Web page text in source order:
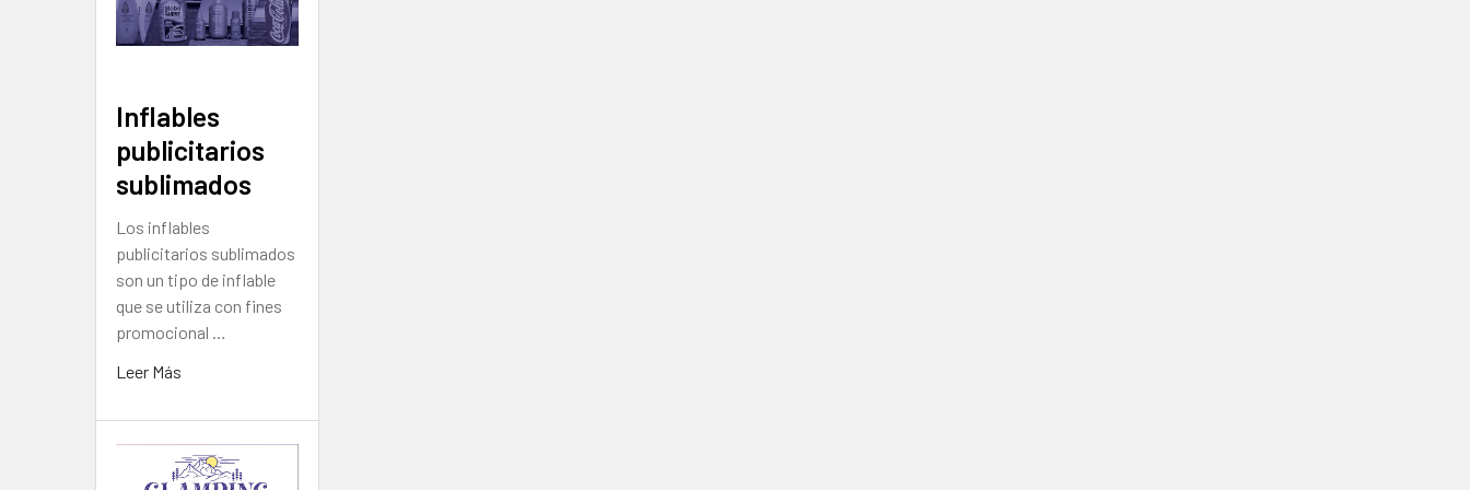
Inflables
publicitarios
sublimados
Los inflables
publicitarios sublimados
son un tipo de inflable
que se utiliza con fines
promocional …
Leer Más